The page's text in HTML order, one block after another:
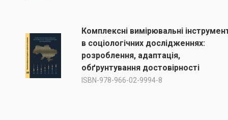
Комплексні вимірювальні
в соціологічних дослідженнях:
розроблення, адаптація,
обґрунтування достовірності
ISBN-978-966-02-9994-8